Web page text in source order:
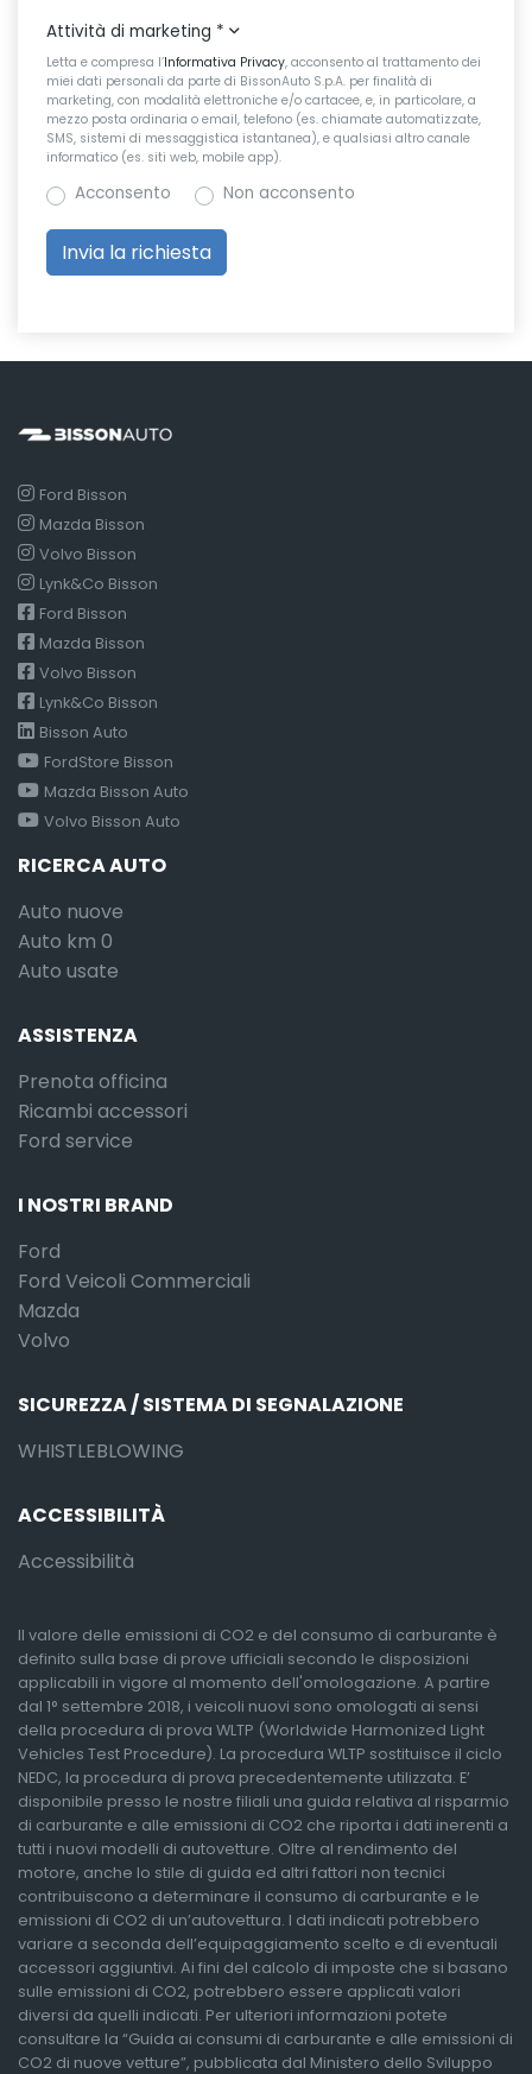
Attività di marketing *
Letta e compresa l’Informativa Privacy, acconsento al trattamento dei
miei dati personali da parte di BissonAuto S.p.A. per finalità di
marketing, con modalità elettroniche e/o cartacee, e, in particolare, a
mezzo posta ordinaria o email, telefono (es. chiamate automatizzate,
SMS, sistemi di messaggistica istantanea), e qualsiasi altro canale
informatico (es. siti web, mobile app).
Acconsento Non acconsento
Ford Bisson
Mazda Bisson
Volvo Bisson
Lynk&Co Bisson
Ford Bisson
Mazda Bisson
Volvo Bisson
Lynk&Co Bisson
Bisson Auto
FordStore Bisson
Mazda Bisson Auto
Volvo Bisson Auto
RICERCA AUTO
Auto nuove
Auto km 0
Auto usate
ASSISTENZA
Prenota officina
Ricambi accessori
Ford service
I NOSTRI BRAND
Ford
Ford Veicoli Commerciali
Mazda
Volvo
SICUREZZA / SISTEMA DI SEGNALAZIONE
WHISTLEBLOWING
ACCESSIBILITÀ
Accessibilità
Il valore delle emissioni di CO2 e del consumo di carburante è
definito sulla base di prove ufficiali secondo le disposizioni
applicabili in vigore al momento dell'omologazione. A partire
dal 1° settembre 2018, i veicoli nuovi sono omologati ai sensi
della procedura di prova WLTP (Worldwide Harmonized Light
Vehicles Test Procedure). La procedura WLTP sostituisce il ciclo
NEDC, la procedura di prova precedentemente utilizzata. E’
disponibile presso le nostre filiali una guida relativa al risparmio
di carburante e alle emissioni di CO2 che riporta i dati inerenti a
tutti i nuovi modelli di autovetture. Oltre al rendimento del
motore, anche lo stile di guida ed altri fattori non tecnici
contribuiscono a determinare il consumo di carburante e le
emissioni di CO2 di un’autovettura. I dati indicati potrebbero
variare a seconda dell’equipaggiamento scelto e di eventuali
accessori aggiuntivi. Ai fini del calcolo di imposte che si basano
sulle emissioni di CO2, potrebbero essere applicati valori
diversi da quelli indicati. Per ulteriori informazioni potete
consultare la “Guida ai consumi di carburante e alle emissioni di
CO2 di nuove vetture”, pubblicata dal Ministero dello Sviluppo